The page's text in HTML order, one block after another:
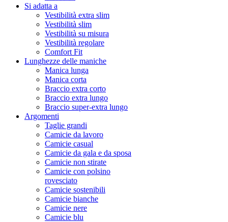
Si adatta a
Vestibilità extra slim
Vestibilità slim
Vestibilità su misura
Vestibilità regolare
Comfort Fit
Lunghezze delle maniche
Manica lunga
Manica corta
Braccio extra corto
Braccio extra lungo
Braccio super-extra lungo
Argomenti
Taglie grandi
Camicie da lavoro
Camicie casual
Camicie da gala e da sposa
Camicie non stirate
Camicie con polsino
rovesciato
Camicie sostenibili
Camicie bianche
Camicie nere
Camicie blu